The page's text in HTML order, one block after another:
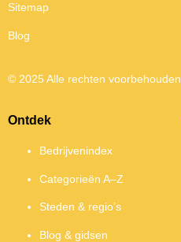
Sitemap
Blog
© 2025 Alle rechten voorbehouden
Ontdek
Bedrijvenindex
Categorieën A–Z
Steden & regio’s
Blog & gidsen